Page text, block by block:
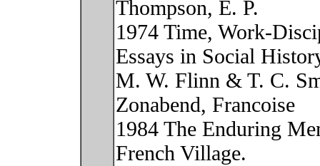
Thompson, E. P.
1974 Time, Work-
Essays in Social
M. W. Flinn & T. C.
Zonabend, Francoise
1984 The Enduring
French Village.